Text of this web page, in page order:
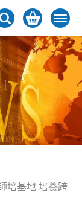
培基地 培養跨